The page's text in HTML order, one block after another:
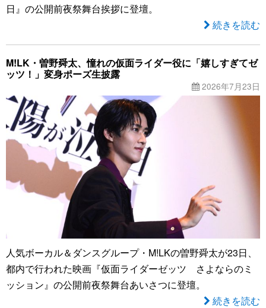
日』の公開前夜祭舞台挨拶に登壇。
続きを読む
M!LK・曽野舜太、憧れの仮面ライダー役に「嬉しすぎてゼ
ッツ！」変身ポーズ生披露
2026年7月23日
人気ボーカル＆ダンスグループ・M!LKの曽野舜太が23日、
都内で行われた映画『仮面ライダーゼッツ さよならのミ
ッション』の公開前夜祭舞台あいさつに登壇。
続きを読む